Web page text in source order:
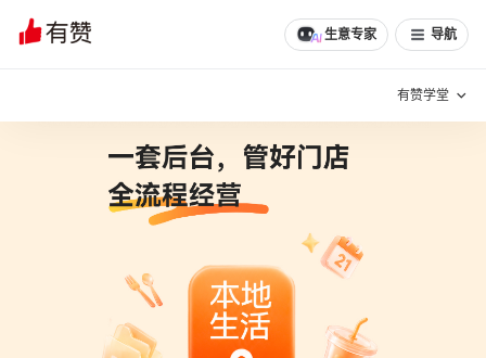
生意专家 导航
有赞学堂
增长方法
有赞专家说
新零售最佳实践
文章 问诊 分享